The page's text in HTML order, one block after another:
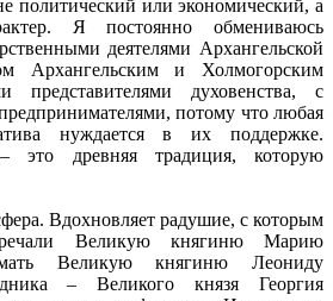
политический или экономический, а
Я постоянно обмениваюсь
деятелями Архангельской
Архангельским и Холмогорским
духовенства, с
потому что любая
нуждается в их поддержке.
– это древняя традиция, которую
Вдохновляет радушие, с которым
Великую княгиню Марию
Великую княгиню Леониду
– Великого князя Георгия